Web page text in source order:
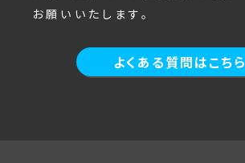
お願いいたします。
よくある質問はこちら